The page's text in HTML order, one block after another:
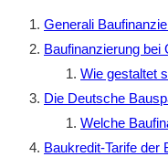
Generali
Baufinanzierung bei
Wie gestaltet
Die Deutsche
Welche
Baukredit-Tarife der